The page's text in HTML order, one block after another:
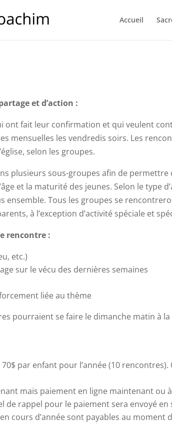
Accueil
et d’action :
ont fait leur confirmation et qui veulent
mensuelles les vendredis soirs. Les
selon les groupes.
plusieurs sous-groupes afin de permettre
et la maturité des jeunes. Selon le type
ensemble. Tous les groupes se
à l’exception d’activité spéciale et
rencontre :
etc.)
sur le vécu des dernières semaines
liée au thème
pourraient se faire le dimanche matin à
par enfant pour l’année (10
mais paiement en ligne maintenant ou
de rappel pour le paiement sera envoyé en
cours d’année sont payables au moment